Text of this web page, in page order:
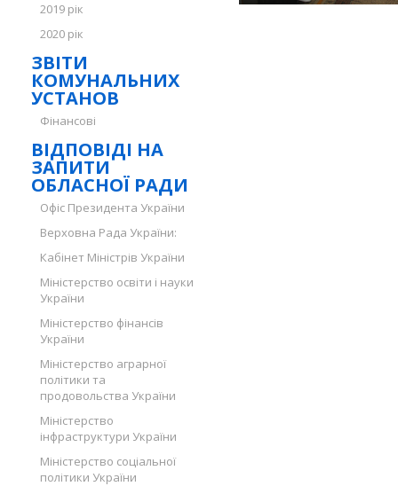
2019 рік
2020 рік
ЗВІТИ
КОМУНАЛЬНИХ
УСТАНОВ
Фінансові
ВІДПОВІДІ НА
ЗАПИТИ
ОБЛАСНОЇ РАДИ
Офіс Президента України
Верховна Рада України:
Кабінет Міністрів України
Міністерство освіти і науки
України
Міністерство фінансів
України
Міністерство аграрної
політики та
продовольства України
Міністерство
інфраструктури України
Міністерство соціальної
політики України